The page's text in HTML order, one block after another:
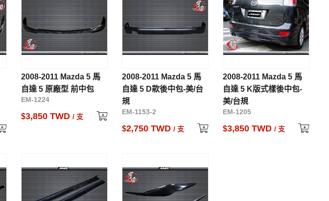
2008-2011 Mazda 5 馬
自達 5 原廠型 前中包
EM-1224
$3,850 TWD/ 支
2008-2011 Mazda 5 馬
自達 5 D款後中包-美/台
規
EM-1153-2
$2,750 TWD/ 支
2008-2011 Mazda 5 馬
自達 5 K版式樣後中包-
美/台規
EM-1205
$3,850 TWD/ 支